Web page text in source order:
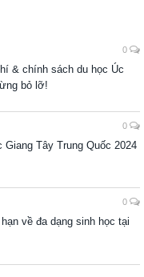
0
& chính sách du học Úc
bỏ lỡ!
0
Giang Tây Trung Quốc 2024
0
về đa dạng sinh học tại